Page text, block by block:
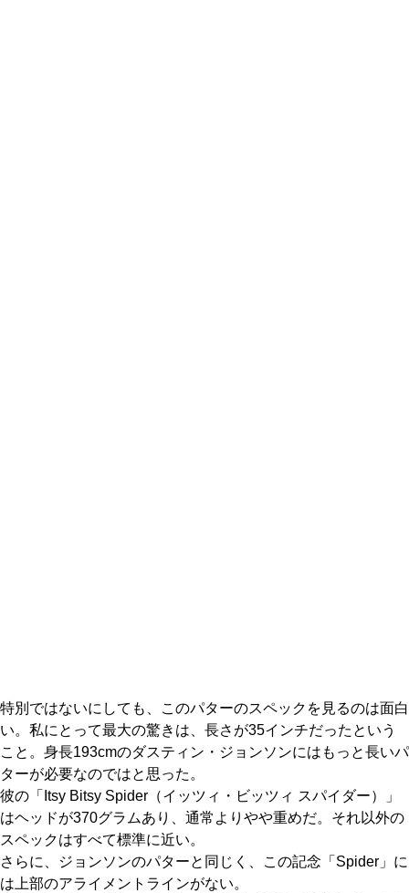
特別ではないにしても、このパターのスペックを見るのは面白
い。私にとって最大の驚きは、長さが35インチだったという
こと。身長193cmのダスティン・ジョンソンにはもっと長いパ
ターが必要なのではと思った。
彼の「Itsy Bitsy Spider（イッツィ・ビッツィ スパイダー）」
はヘッドが370グラムあり、通常よりやや重めだ。それ以外の
スペックはすべて標準に近い。
さらに、ジョンソンのパターと同じく、この記念「Spider」に
は上部のアライメントラインがない。